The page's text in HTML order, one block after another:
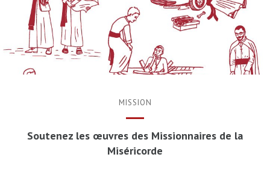
MISSION
Soutenez les œuvres des Missionnaires de la
Miséricorde